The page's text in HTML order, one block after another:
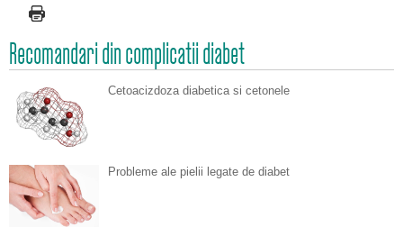
Recomandari din complicatii diabet
Cetoacizdoza diabetica si cetonele
Probleme ale pielii legate de diabet